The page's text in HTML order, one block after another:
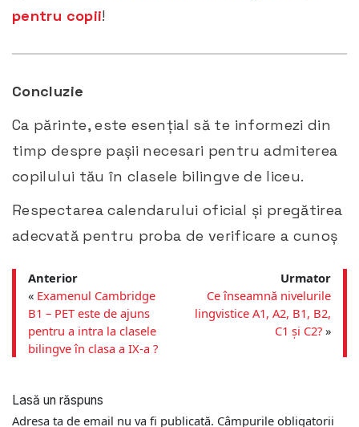
pentru copii!
Concluzie
Ca părinte, este esențial să te informezi din
timp despre pașii necesari pentru admiterea
copilului tău în clasele bilingve de liceu.
Respectarea calendarului oficial și pregătirea
adecvată pentru proba de verificare a cunoș
Anterior
« Examenul Cambridge
B1 – PET este de ajuns
pentru a intra la clasele
bilingve în clasa a IX-a ?
Urmator
Ce înseamnă nivelurile
lingvistice A1, A2, B1, B2,
C1 și C2? »
Lasă un răspuns
Adresa ta de email nu va fi publicată. Câmpurile obligatorii